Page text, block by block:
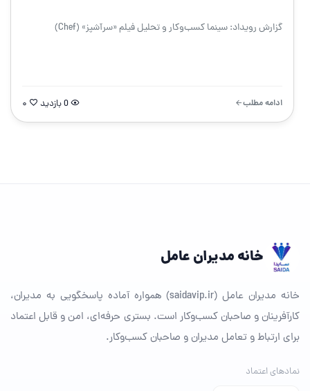
گزارش رویداد: سینما کسب‌وکار و تحلیل فیلم «سرآشپز» (Chef)
ادامه مطلب 0 بازدید ۰
خانه مدیران عامل
خانه مدیران عامل (saidavip.ir) همواره آماده پاسخگویی به مدیران،
کارآفرینان و صاحبان کسب‌وکار است. بستری حرفه‌ای، امن و قابل اعتماد
برای ارتباط و تعامل مدیران و صاحبان کسب‌وکار.
نمادهای اعتماد